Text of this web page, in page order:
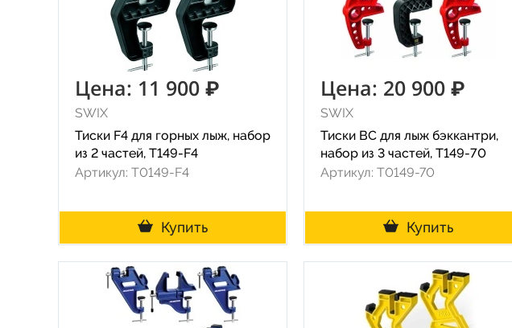
Цена: 11 900 ₽
SWIX
Тиски F4 для горных лыж, набор
из 2 частей, T149-F4
Артикул: T0149-F4
Купить
Цена: 20 900 ₽
SWIX
Тиски BC для лыж бэккантри,
набор из 3 частей, T149-70
Артикул: T0149-70
Купить